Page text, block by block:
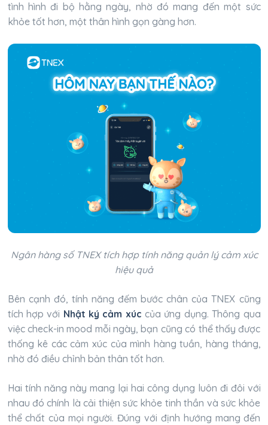
tình hình đi bộ hằng ngày, nhờ đó mang đến một sức
khỏe tốt hơn, một thân hình gọn gàng hơn.
Ngân hàng số TNEX tích hợp tính năng quản lý cảm xúc
hiệu quả
Bên cạnh đó, tính năng đếm bước chân của TNEX cũng
tích hợp với Nhật ký cảm xúc của ứng dụng. Thông qua
việc check-in mood mỗi ngày, bạn cũng có thể thấy được
thống kê các cảm xúc của mình hàng tuần, hàng tháng,
nhờ đó điều chỉnh bản thân tốt hơn.
Hai tính năng này mang lại hai công dụng luôn đi đôi với
nhau đó chính là cải thiện sức khỏe tinh thần và sức khỏe
thể chất của mọi người. Đúng với định hướng mang đến